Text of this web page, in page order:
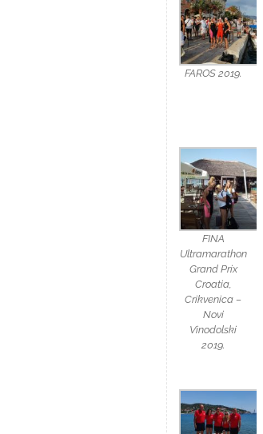
FAROS 2019.
FINA
Ultramarathon
Grand Prix
Croatia,
Crikvenica –
Novi
Vinodolski
2019.